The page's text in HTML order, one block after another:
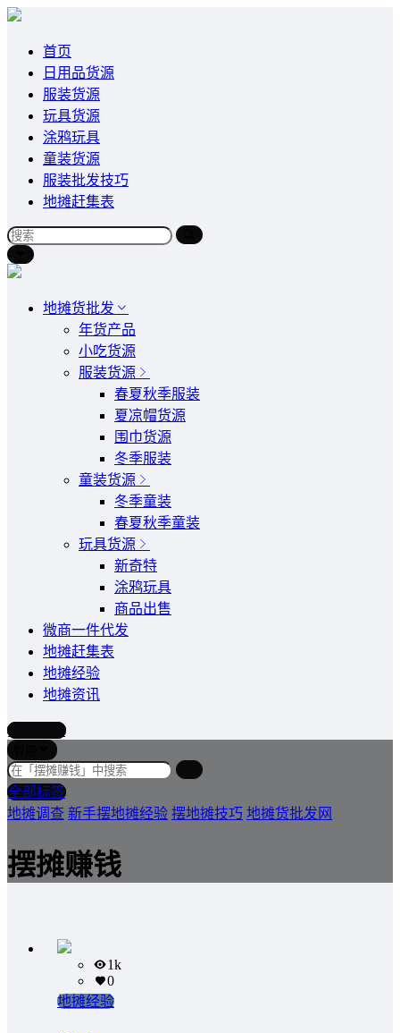
首页
日用品货源
服装货源
玩具货源
涂鸦玩具
童装货源
服装批发技巧
地摊赶集表
地摊货批发
年货产品
小吃货源
服装货源
春夏秋季服装
夏凉帽货源
围巾货源
冬季服装
童装货源
冬季童装
春夏秋季童装
玩具货源
新奇特
涂鸦玩具
商品出售
微商一件代发
地摊赶集表
地摊经验
地摊资讯
写文章
全部标签
地摊调查 新手摆地摊经验 摆地摊技巧 地摊货批发网
摆摊赚钱
1k
0
地摊经验